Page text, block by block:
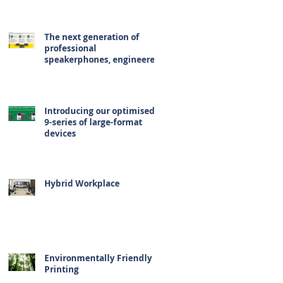
The next generation of
professional
speakerphones, engineered
Introducing our optimised
9-series of large-format
devices
Hybrid Workplace
Environmentally Friendly
Printing